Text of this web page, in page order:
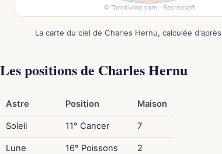
La carte du ciel de Charles Hernu, calculée
Les positions de Charles Hernu
Astre Position Maison
Soleil 11° Cancer 7
Lune 16° Poissons 2